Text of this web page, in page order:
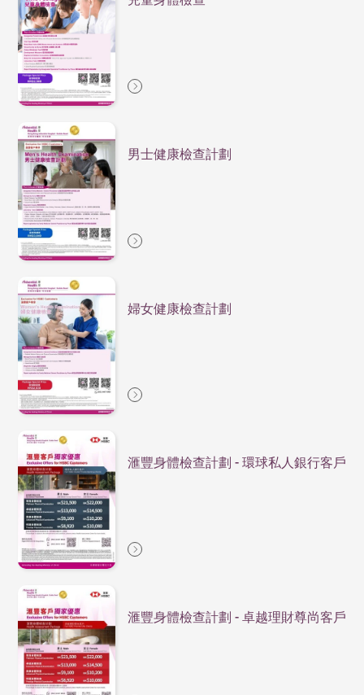
男士健康檢查計劃
婦女健康檢查計劃
滙豐身體檢查計劃 - 環球私人銀行客戶
滙豐身體檢查計劃 - 卓越理財尊尚客戶